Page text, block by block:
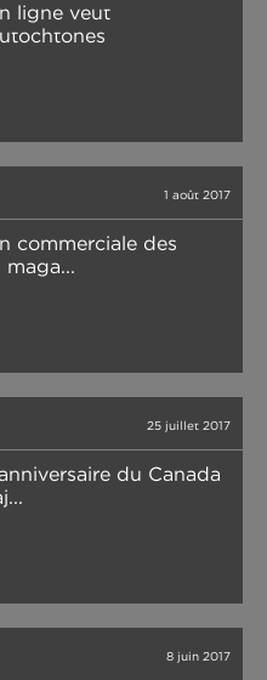
ligne veut
1 août 2017
commerciale des
25 juillet 2017
du Canada
8 juin 2017